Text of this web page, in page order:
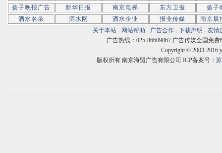
扬子晚报广告
新华日报 南京电梯 东方卫报
扬子
酒水名录
酒水网 酒水企业 报业传媒
南京晨
关于本站 - 网站帮助 - 广告合作 - 下载声明 - 友情
广告热线：025-86609867 广告传媒全国免费
Copyright © 2003-2016
版权所有 南京海盟广告有限公司 ICP备案号：